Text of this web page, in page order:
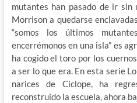
mutantes han pasado de ir
Morrison a quedarse
“somos los últimos
encerrémonos en una isla” es
ha cogido el toro por los
a ser lo que era. En esta serie
narices de Ciclope, ha
reconstruido la escuela, ahora